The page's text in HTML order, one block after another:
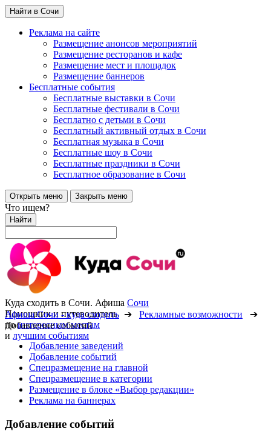
Найти в Сочи
Реклама на сайте
Размещение анонсов мероприятий
Размещение ресторанов и кафе
Размещение мест и площадок
Размещение баннеров
Бесплатные события
Бесплатные выставки в Сочи
Бесплатные фестивали в Сочи
Бесплатно с детьми в Сочи
Бесплатный активный отдых в Сочи
Бесплатная музыка в Сочи
Бесплатные шоу в Сочи
Бесплатные праздники в Сочи
Бесплатное образование в Сочи
Открыть меню Закрыть меню
Что ищем?
Найти
Куда сходить в Сочи. Афиша Сочи
Помощник и путеводитель
поинтересным местам
и лучшим событиям
Афиша Сочи - куда сходить ➔ Рекламные возможности
➔
Добавление событий
Добавление заведений
Добавление событий
Спецразмещение на главной
Спецразмещение в категории
Размещение в блоке «Выбор редакции»
Реклама на баннерах
Добавление событий